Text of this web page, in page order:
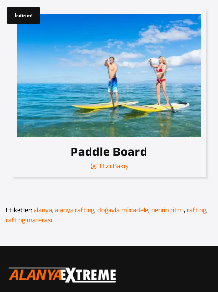
İndirim!
Paddle Board
Hızlı Bakış
Etiketler: alanya, alanya rafting, doğayla mücadele, nehrin ritmi, rafting,
rafting macerası